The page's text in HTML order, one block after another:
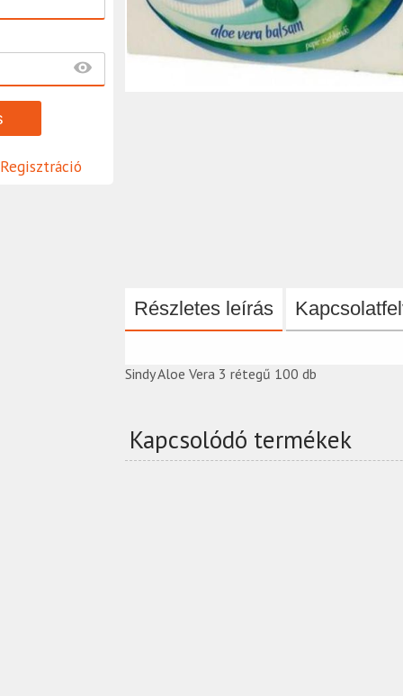
Regisztráció
Részletes leírás
Sindy Aloe Vera 3 rétegű 100 db
Kapcsolódó termékek